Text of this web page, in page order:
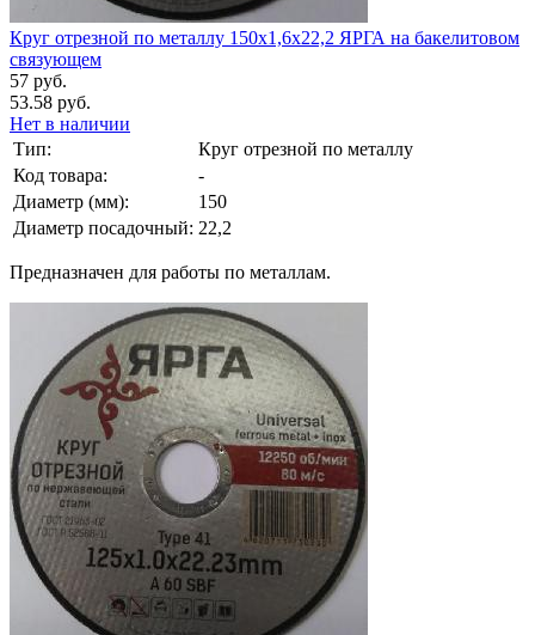
Круг отрезной по металлу 150х1,6х22,2 ЯРГА на бакелитовом
связующем
57 руб.
53.58 руб.
Нет в наличии
Тип:
Круг отрезной по металлу
Код товара:
-
Диаметр (мм):
150
Диаметр посадочный: 22,2
Предназначен для работы по металлам.